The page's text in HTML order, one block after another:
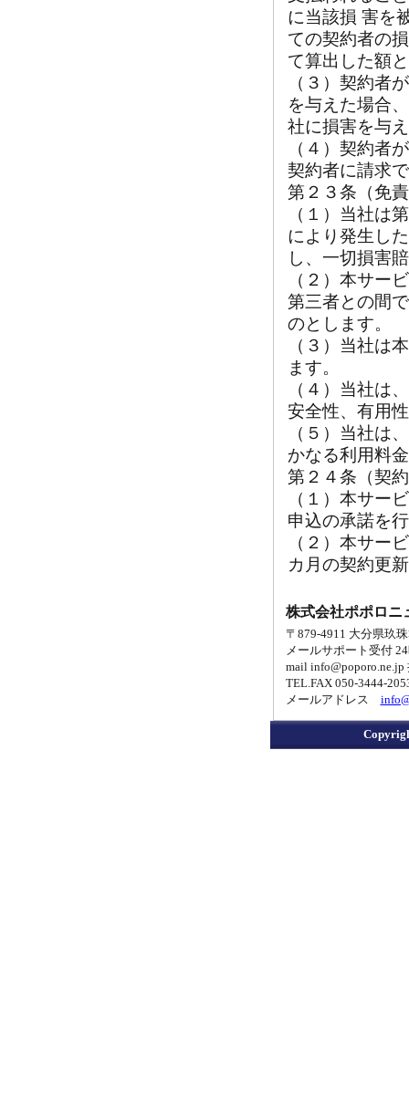
に当該損 害を
ての契約者の
て算出した額
（３）契約者
を与えた場合
社に損害を与
（４）契約者
契約者に請求
第２３条（免
（１）当社は
により発生し
し、一切損害
（２）本サー
第三者との間
のとします。
（３）当社は
ます。
（４）当社は
安全性、有用
（５）当社は
かなる利用料
第２４条（契
（１）本サー
申込の承諾を
（２）本サー
カ月の契約更
株式会社ポポロニ
〒879-4911 大分県玖
メールサポート受付
mail
TEL.FAX 050-3444-
メールアドレス